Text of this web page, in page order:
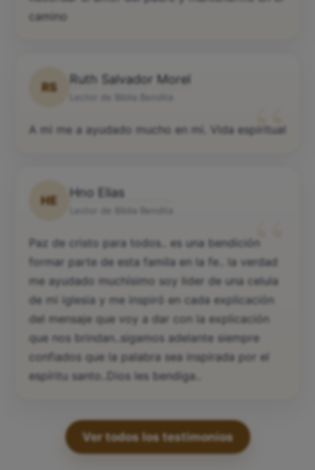
camino
RS
Ruth Salvador Morel
“
A mi me a ayudado mucho en mi. Vida espiritual
HE
Hno Elias
“
Paz de cristo para todos.. es una bendición
formar parte de esta famila en la fe.. la verdad
me ayudado muchísimo soy lider de una celula
de mi iglesia y me inspiró en cada explicación
del mensaje que voy a dar con la explicación
que nos brindan..sigamos adelante siempre
confiados que la palabra sea inspirada por el
espíritu santo..Dios les bendiga..
Ver todos los testimonios